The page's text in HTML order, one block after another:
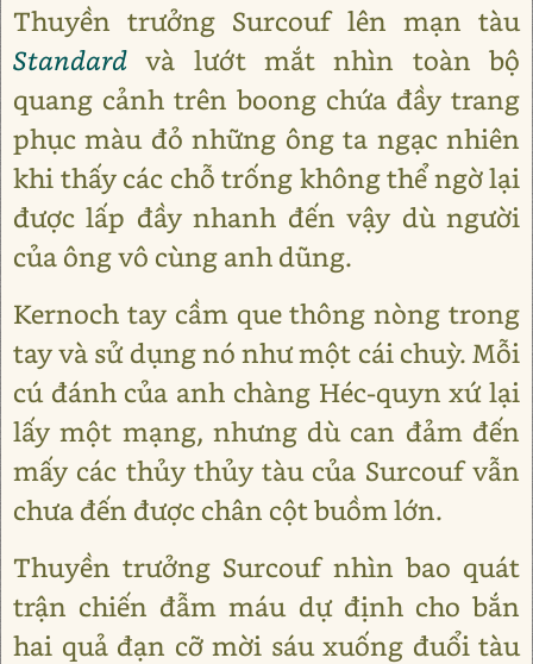
Thuyền trưởng Surcouf lên mạn tàu
Standard và lướt mắt nhìn toàn bộ
quang cảnh trên boong chứa đầy trang
phục màu đỏ những ông ta ngạc nhiên
khi thấy các chỗ trống không thể ngờ lại
được lấp đầy nhanh đến vậy dù người
của ông vô cùng anh dũng.
Kernoch tay cầm que thông nòng trong
tay và sử dụng nó như một cái chuỳ. Mỗi
cú đánh của anh chàng Héc-quyn xứ lại
lấy một mạng, nhưng dù can đảm đến
mấy các thủy thủy tàu của Surcouf vẫn
chưa đến được chân cột buồm lớn.
Thuyền trưởng Surcouf nhìn bao quát
trận chiến đẫm máu dự định cho bắn
hai quả đạn cỡ mời sáu xuống đuổi tàu